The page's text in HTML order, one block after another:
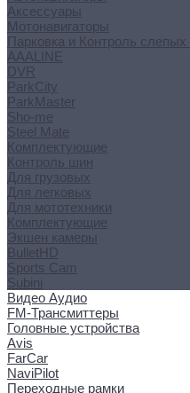
Аксессуары
Мотонавигаторы
Парковка и Контроль слепых
AAALINE
DVR
ParkCity
ParkMaster
Sho-me
Steel Mate
Комплектующие
Контроль шин
Для грузовых
Для легковых
Для мототехники
Комплектующие
Экшен камеры
BulletHD
Sports Cam
Subini
Видео Аудио
FM-Трансмиттеры
Головные устройства
Avis
FarCar
NaviPilot
Переходные рамки